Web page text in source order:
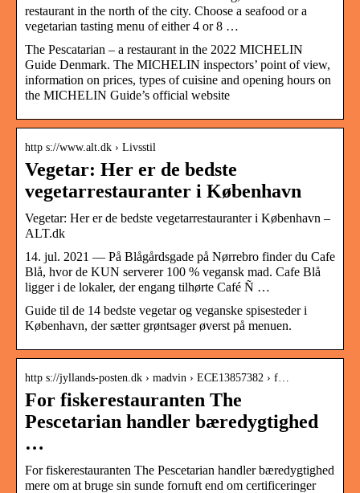
restaurant in the north of the city. Choose a seafood or a
vegetarian tasting menu of either 4 or 8 …
The Pescatarian – a restaurant in the 2022 MICHELIN
Guide Denmark. The MICHELIN inspectors’ point of view,
information on prices, types of cuisine and opening hours on
the MICHELIN Guide’s official website
http s://www.alt.dk › Livsstil
Vegetar: Her er de bedste
vegetarrestauranter i København
Vegetar: Her er de bedste vegetarrestauranter i København –
ALT.dk
14. jul. 2021 — På Blågårdsgade på Nørrebro finder du Cafe
Blå, hvor de KUN serverer 100 % vegansk mad. Cafe Blå
ligger i de lokaler, der engang tilhørte Café Ñ …
Guide til de 14 bedste vegetar og veganske spisesteder i
København, der sætter grøntsager øverst på menuen.
http s://jyllands-posten.dk › madvin › ECE13857382 › f…
For fiskerestauranten The
Pescetarian handler bæredygtighed
…
For fiskerestauranten The Pescetarian handler bæredygtighed
mere om at bruge sin sunde fornuft end om certificeringer